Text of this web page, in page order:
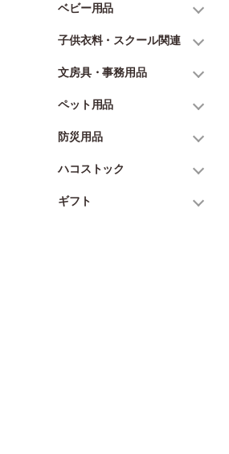
ベビー用品
子供衣料・スクール関連
文房具・事務用品
ペット用品
防災用品
ハコストック
ギフト